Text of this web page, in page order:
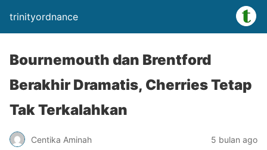
trinityordnance
Bournemouth dan Brentford
Berakhir Dramatis, Cherries Tetap
Tak Terkalahkan
Centika Aminah 5 bulan ago